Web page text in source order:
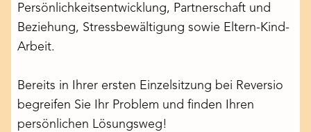
Persönlichkeitsentwicklung, Partnerschaft und
Beziehung, Stressbewältigung sowie Eltern-Kind-
Arbeit.
Bereits in Ihrer ersten Einzelsitzung bei Reversio
begreifen Sie Ihr Problem und finden Ihren
persönlichen Lösungsweg!